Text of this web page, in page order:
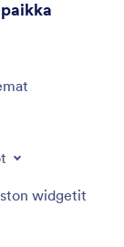
widgetit